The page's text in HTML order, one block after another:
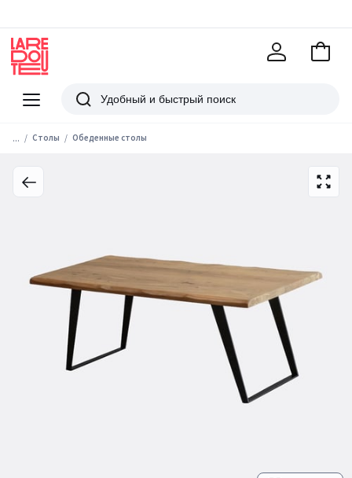
Меню
Redoute
Поиск
В
... Столы Обеденные столы